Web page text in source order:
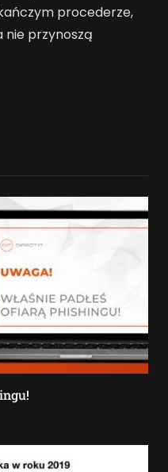
procederze,
nie przynoszą